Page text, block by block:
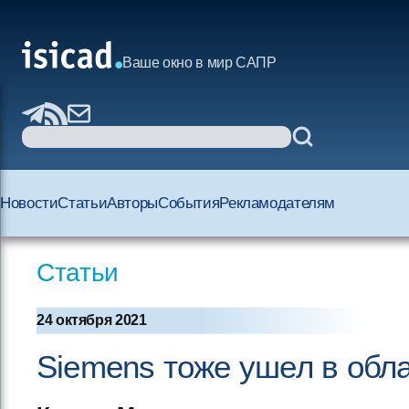
Ваше окно в мир САПР
НовостиСтатьиАвторыСобытияРекламодателям
Статьи
24 октября 2021
Siemens тоже ушел в